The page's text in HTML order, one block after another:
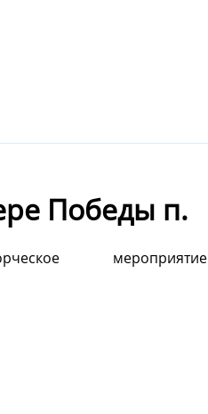
Победы п.
творческое мероприятие